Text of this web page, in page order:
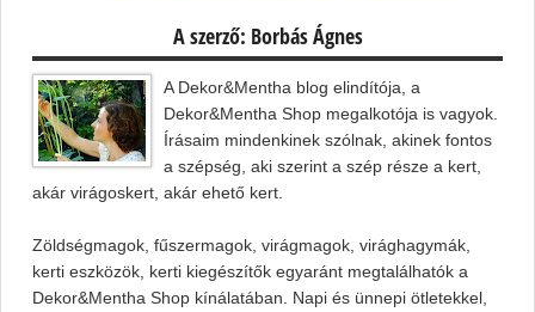
A szerző: Borbás Ágnes
A Dekor&Mentha blog elindítója, a
Dekor&Mentha Shop megalkotója is vagyok.
Írásaim mindenkinek szólnak, akinek fontos
a szépség, aki szerint a szép része a kert,
akár virágoskert, akár ehető kert.
Zöldségmagok, fűszermagok, virágmagok, virághagymák,
kerti eszközök, kerti kiegészítők egyaránt megtalálhatók a
Dekor&Mentha Shop kínálatában. Napi és ünnepi ötletekkel,